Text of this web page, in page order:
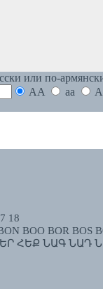
или по-
AA aa
18
BOO BOR BOS
ՀԵՔ ՆԱԳ ՆԱԴ